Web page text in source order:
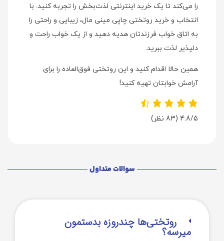
را می‌کند تا یک خرید اینترنتی لذت‌بخش را تجربه کنید. با
انتخاب و خرید روتختی چاپی مینی مال، زیبایی و راحتی را
به اتاق خواب فرزندتان هدیه دهید و از یک خواب راحت و
دلپذیر لذت ببرید.
همین حالا اقدام کنید و این روتختی فوق‌العاده را برای
آرامش خوابتان تهیه کنید!
4.8/5 (83 نظر)
سوالات متداول
روتختی‌‌ها چندروزه بدستمون
میرسه؟